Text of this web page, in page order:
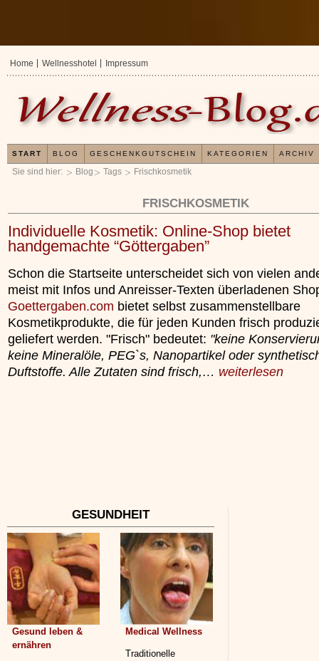
Sie sind hier: Blog Tags Frischkosmetik
FRISCHKOSMETIK
Individuelle Kosmetik: Online-Shop bietet
handgemachte “Göttergaben”
Schon die Startseite unterscheidet sich von vielen
meist mit Infos und Anreisser-Texten überladenen
Goettergaben.com bietet selbst zusammenstellbare
Kosmetikprodukte, die für jeden Kunden frisch
geliefert werden. "Frisch" bedeutet: "keine
keine Mineralöle, PEG`s, Nanopartikel oder
Duftstoffe. Alle Zutaten sind frisch,… weiterlesen
GESUNDHEIT
Gesund leben &
ernähren
Medical Wellness
Traditionelle
Erfahrungen mit und
Kieselsäuregel
»»»
Home Wellnesshotel Impressum
START BLOG GESCHENKGUTSCHEIN KATEGORIEN ARCHIV